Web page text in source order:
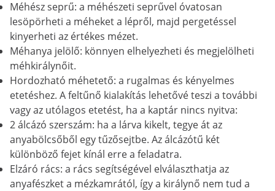
Méhész seprű: a méhészeti seprűvel óvatosan
lesöpörheti a méheket a lépről, majd pergetéssel
kinyerheti az értékes mézet.
Méhanya jelölő: könnyen elhelyezheti és megjelölheti
méhkirálynőit.
Hordozható méhetető: a rugalmas és kényelmes
etetéshez. A feltűnő kialakítás lehetővé teszi a további
vagy az utólagos etetést, ha a kaptár nincs nyitva:
2 álcázó szerszám: ha a lárva kikelt, tegye át az
anyabölcsőből egy tűzősejtbe. Az álcázótű két
különböző fejet kínál erre a feladatra.
Elzáró rács: a rács segítségével elválaszthatja az
anyafészket a mézkamrától, így a királynő nem tud a